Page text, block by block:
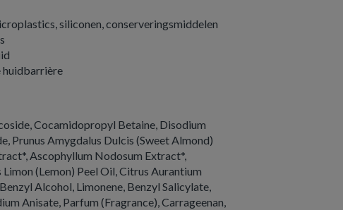
siliconen, conserveringsmiddelen
huidbarrière
Cocamidopropyl Betaine, Disodium
Prunus Amygdalus Dulcis (Sweet Almond)
Ascophyllum Nodosum Extract*,
(Lemon) Peel Oil, Citrus Aurantium
Alcohol, Limonene, Benzyl Salicylate,
Anisate, Parfum (Fragrance), Carrageenan,